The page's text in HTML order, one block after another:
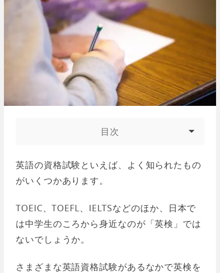
目次
英語の資格試験といえば、よく知られたもの
がいくつかあります。
TOEIC、TOEFL、IELTSなどのほか、日本で
は中学生のころから身近なのが「英検」では
ないでしょうか。
さまざまな英語資格試験があるなかで英検を